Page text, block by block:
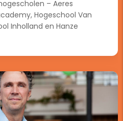
– Aeres
Hogeschool Van
Inholland en Hanze